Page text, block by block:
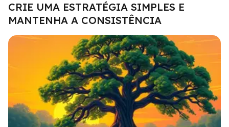
CRIE UMA ESTRATÉGIA SIMPLES E
MANTENHA A CONSISTÊNCIA